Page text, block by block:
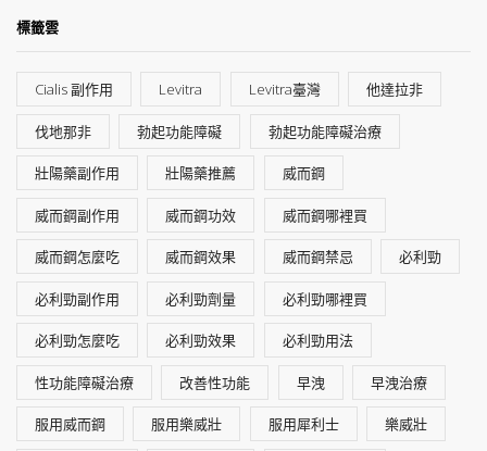
標籤雲
Cialis 副作用 Levitra Levitra臺灣 他達拉非
伐地那非 勃起功能障礙 勃起功能障礙治療
壯陽藥副作用 壯陽藥推薦 威而鋼
威而鋼副作用 威而鋼功效 威而鋼哪裡買
威而鋼怎麼吃 威而鋼效果 威而鋼禁忌 必利勁
必利勁副作用 必利勁劑量 必利勁哪裡買
必利勁怎麼吃 必利勁效果 必利勁用法
性功能障礙治療 改善性功能 早洩 早洩治療
服用威而鋼 服用樂威壯 服用犀利士 樂威壯